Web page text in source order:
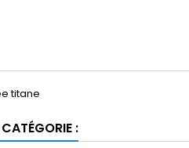
titane
: